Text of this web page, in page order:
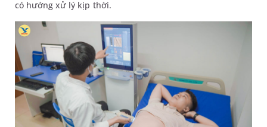
có hướng xử lý kịp thời.